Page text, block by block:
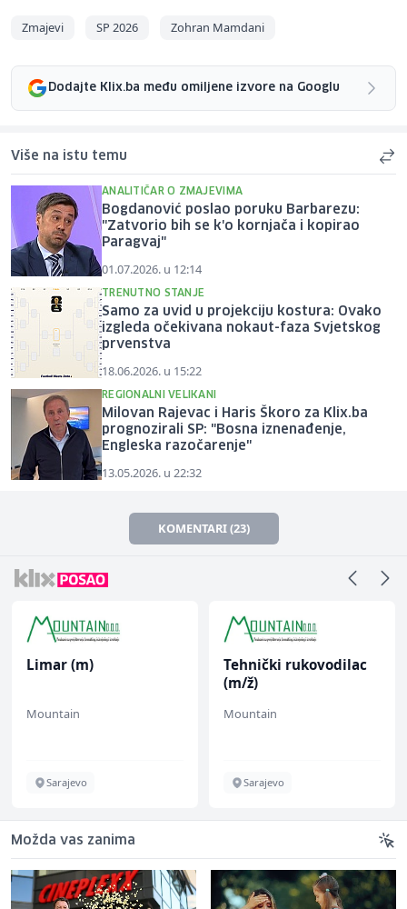
Zmajevi SP 2026 Zohran Mamdani
Dodajte Klix.ba među omiljene izvore na Googlu
Više na istu temu
ANALITIČAR O ZMAJEVIMA
Bogdanović poslao poruku Barbarezu:
"Zatvorio bih se k'o kornjača i kopirao
Paragvaj"
01.07.2026. u 12:14
TRENUTNO STANJE
Samo za uvid u projekciju kostura: Ovako
izgleda očekivana nokaut-faza Svjetskog
prvenstva
18.06.2026. u 15:22
REGIONALNI VELIKANI
Milovan Rajevac i Haris Škoro za Klix.ba
prognozirali SP: "Bosna iznenađenje,
Engleska razočarenje"
13.05.2026. u 22:32
KOMENTARI (23)
Limar (m)
Mountain
Sarajevo
Tehnički rukovodilac
(m/ž)
Mountain
Sarajevo
Možda vas zanima